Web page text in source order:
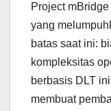
Project
yang
batas saat ini:
kompleksitas
berbasis DLT
membuat